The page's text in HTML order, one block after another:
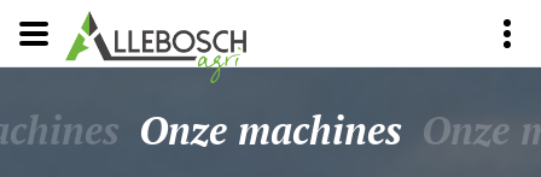
Onze machines Onze